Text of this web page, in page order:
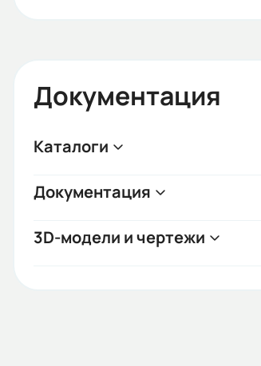
Документация
Каталоги
Документация
3D-модели и чертежи